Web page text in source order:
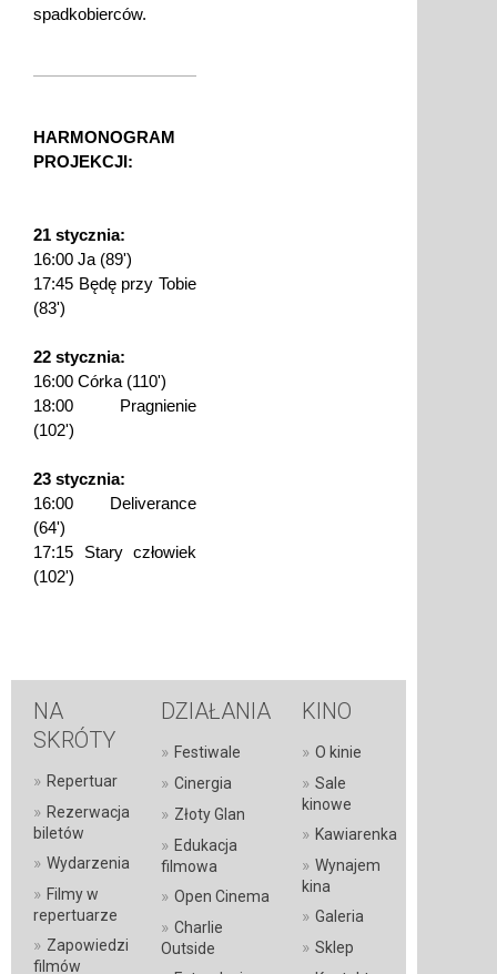
spadkobierców.
HARMONOGRAM
PROJEKCJI:
21 stycznia:
16:00 Ja (89')
17:45 Będę przy Tobie
(83')
22 stycznia:
16:00 Córka (110')
18:00 Pragnienie
(102')
23 stycznia:
16:00 Deliverance
(64')
17:15 Stary człowiek
(102')
NA
SKRÓTY
» Repertuar
» Rezerwacja
biletów
» Wydarzenia
» Filmy w
repertuarze
» Zapowiedzi
filmów
DZIAŁANIA
» Festiwale
» Cinergia
» Złoty Glan
» Edukacja
filmowa
» Open Cinema
» Charlie
Outside
KINO
» O kinie
» Sale
kinowe
» Kawiarenka
» Wynajem
kina
» Galeria
» Sklep